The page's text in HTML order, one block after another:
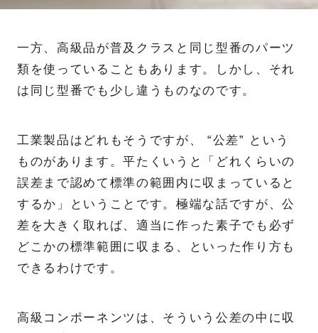
一方、高級品が普及クラスと同じ型番のパーツ
類を使っていることもあります。しかし、それ
は同じ型番でも少し違うものなのです。
工業製品はどれもそうですが、 “公差” という
ものがあります。平たくいうと「どれくらいの
誤差まで認めて標準の範囲内に収まっていると
するか」ということです。極端な話ですが、公
差を大きく取れば、適当に作った素子でも必ず
どこかの標準範囲に収まる、といった作り方も
できるわけです。
高級コンポーネンツは、そういう公差の中に収